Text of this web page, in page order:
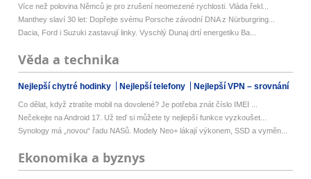
Více než polovina Němců je pro zrušení neomezené rychlosti. Vláda řekl...
Manthey slaví 30 let: Dopřejte svému Porsche závodní DNA z Nürburgring...
Dacia, Ford i Suzuki zastavují linky. Vyschlý Dunaj drtí energetiku Ba...
Věda a technika
Nejlepší chytré hodinky Nejlepší telefony Nejlepší VPN – srovnání
Co dělat, když ztratíte mobil na dovolené? Je potřeba znát číslo IMEI ...
Nečekejte na Android 17. Už teď si můžete ty nejlepší funkce vyzkoušet...
Synology má „novou“ řadu NASů. Modely Neo+ lákají výkonem, SSD a vyměn...
Ekonomika a byznys